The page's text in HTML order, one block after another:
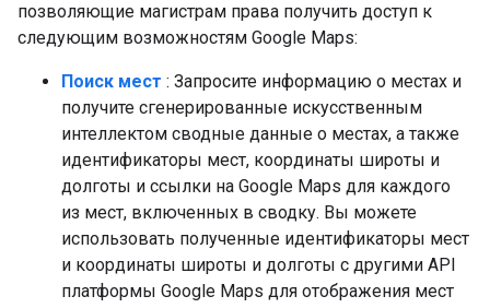
позволяющие магистрам права получить доступ к
следующим возможностям Google Maps:
Поиск мест : Запросите информацию о местах и ​​
получите сгенерированные искусственным
интеллектом сводные данные о местах, а также
идентификаторы мест, координаты широты и
долготы и ссылки на Google Maps для каждого
из мест, включенных в сводку. Вы можете
использовать полученные идентификаторы мест
и координаты широты и долготы с другими API
платформы Google Maps для отображения мест